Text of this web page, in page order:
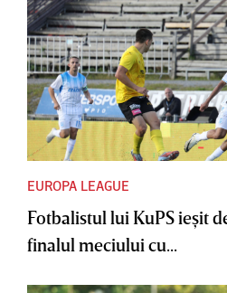
EUROPA LEAGUE
Fotbalistul lui KuPS ieşit
finalul meciului cu...